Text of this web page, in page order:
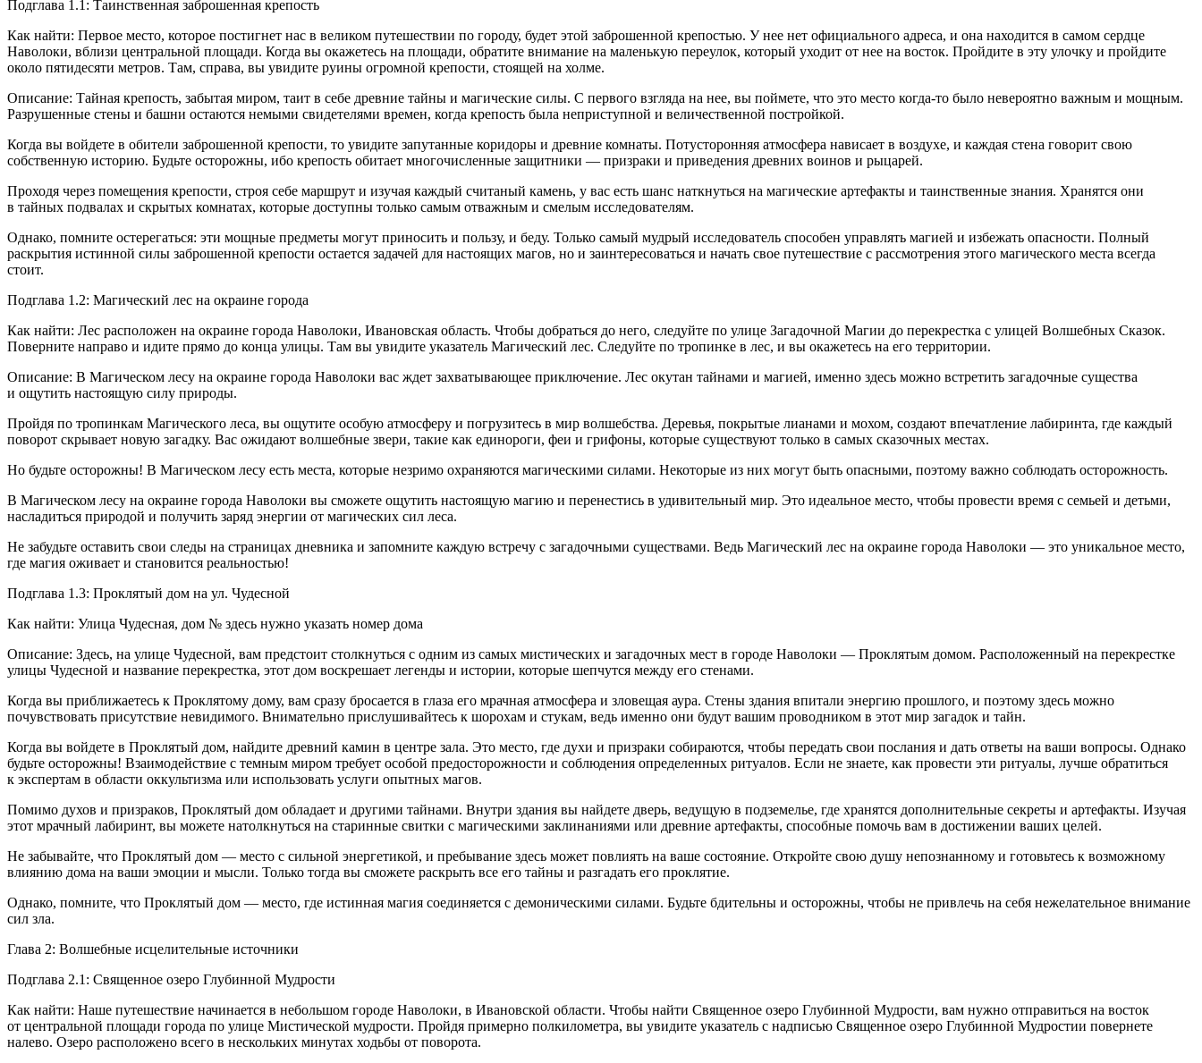
Подглава 1.1: Таинственная заброшенная крепость
Как найти: Первое место, которое постигнет нас в великом путешествии по городу, будет этой заброшенной крепостью. У нее нет официального адреса, и она находится в самом сердце
Наволоки, вблизи центральной площади. Когда вы окажетесь на площади, обратите внимание на маленькую переулок, который уходит от нее на восток. Пройдите в эту улочку и пройдите
около пятидесяти метров. Там, справа, вы увидите руины огромной крепости, стоящей на холме.
Описание: Тайная крепость, забытая миром, таит в себе древние тайны и магические силы. С первого взгляда на нее, вы поймете, что это место когда-то было невероятно важным и мощным.
Разрушенные стены и башни остаются немыми свидетелями времен, когда крепость была неприступной и величественной постройкой.
Когда вы войдете в обители заброшенной крепости, то увидите запутанные коридоры и древние комнаты. Потусторонняя атмосфера нависает в воздухе, и каждая стена говорит свою
собственную историю. Будьте осторожны, ибо крепость обитает многочисленные защитники — призраки и приведения древних воинов и рыцарей.
Проходя через помещения крепости, строя себе маршрут и изучая каждый считаный камень, у вас есть шанс наткнуться на магические артефакты и таинственные знания. Хранятся они
в тайных подвалах и скрытых комнатах, которые доступны только самым отважным и смелым исследователям.
Однако, помните остерегаться: эти мощные предметы могут приносить и пользу, и беду. Только самый мудрый исследователь способен управлять магией и избежать опасности. Полный
раскрытия истинной силы заброшенной крепости остается задачей для настоящих магов, но и заинтересоваться и начать свое путешествие с рассмотрения этого магического места всегда
стоит.
Подглава 1.2: Магический лес на окраине города
Как найти: Лес расположен на окраине города Наволоки, Ивановская область. Чтобы добраться до него, следуйте по улице Загадочной Магии до перекрестка с улицей Волшебных Сказок.
Поверните направо и идите прямо до конца улицы. Там вы увидите указатель Магический лес. Следуйте по тропинке в лес, и вы окажетесь на его территории.
Описание: В Магическом лесу на окраине города Наволоки вас ждет захватывающее приключение. Лес окутан тайнами и магией, именно здесь можно встретить загадочные существа
и ощутить настоящую силу природы.
Пройдя по тропинкам Магического леса, вы ощутите особую атмосферу и погрузитесь в мир волшебства. Деревья, покрытые лианами и мохом, создают впечатление лабиринта, где каждый
поворот скрывает новую загадку. Вас ожидают волшебные звери, такие как единороги, феи и грифоны, которые существуют только в самых сказочных местах.
Но будьте осторожны! В Магическом лесу есть места, которые незримо охраняются магическими силами. Некоторые из них могут быть опасными, поэтому важно соблюдать осторожность.
В Магическом лесу на окраине города Наволоки вы сможете ощутить настоящую магию и перенестись в удивительный мир. Это идеальное место, чтобы провести время с семьей и детьми,
насладиться природой и получить заряд энергии от магических сил леса.
Не забудьте оставить свои следы на страницах дневника и запомните каждую встречу с загадочными существами. Ведь Магический лес на окраине города Наволоки — это уникальное место,
где магия оживает и становится реальностью!
Подглава 1.3: Проклятый дом на ул. Чудесной
Как найти: Улица Чудесная, дом № здесь нужно указать номер дома
Описание: Здесь, на улице Чудесной, вам предстоит столкнуться с одним из самых мистических и загадочных мест в городе Наволоки — Проклятым домом. Расположенный на перекрестке
улицы Чудесной и название перекрестка, этот дом воскрешает легенды и истории, которые шепчутся между его стенами.
Когда вы приближаетесь к Проклятому дому, вам сразу бросается в глаза его мрачная атмосфера и зловещая аура. Стены здания впитали энергию прошлого, и поэтому здесь можно
почувствовать присутствие невидимого. Внимательно прислушивайтесь к шорохам и стукам, ведь именно они будут вашим проводником в этот мир загадок и тайн.
Когда вы войдете в Проклятый дом, найдите древний камин в центре зала. Это место, где духи и призраки собираются, чтобы передать свои послания и дать ответы на ваши вопросы. Однако
будьте осторожны! Взаимодействие с темным миром требует особой предосторожности и соблюдения определенных ритуалов. Если не знаете, как провести эти ритуалы, лучше обратиться
к экспертам в области оккультизма или использовать услуги опытных магов.
Помимо духов и призраков, Проклятый дом обладает и другими тайнами. Внутри здания вы найдете дверь, ведущую в подземелье, где хранятся дополнительные секреты и артефакты. Изучая
этот мрачный лабиринт, вы можете натолкнуться на старинные свитки с магическими заклинаниями или древние артефакты, способные помочь вам в достижении ваших целей.
Не забывайте, что Проклятый дом — место с сильной энергетикой, и пребывание здесь может повлиять на ваше состояние. Откройте свою душу непознанному и готовьтесь к возможному
влиянию дома на ваши эмоции и мысли. Только тогда вы сможете раскрыть все его тайны и разгадать его проклятие.
Однако, помните, что Проклятый дом — место, где истинная магия соединяется с демоническими силами. Будьте бдительны и осторожны, чтобы не привлечь на себя нежелательное внимание
сил зла.
Глава 2: Волшебные исцелительные источники
Подглава 2.1: Священное озеро Глубинной Мудрости
Как найти: Наше путешествие начинается в небольшом городе Наволоки, в Ивановской области. Чтобы найти Священное озеро Глубинной Мудрости, вам нужно отправиться на восток
от центральной площади города по улице Мистической мудрости. Пройдя примерно полкилометра, вы увидите указатель с надписью Священное озеро Глубинной Мудростии повернете
налево. Озеро расположено всего в нескольких минутах ходьбы от поворота.